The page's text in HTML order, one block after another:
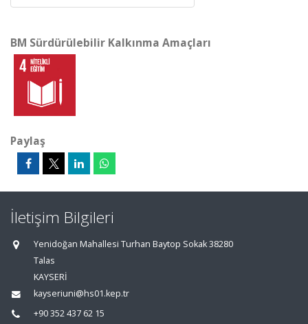
BM Sürdürülebilir Kalkınma Amaçları
Paylaş
İletişim Bilgileri
Yenidoğan Mahallesi Turhan Baytop Sokak 38280
Talas
KAYSERİ
kayseriuni@hs01.kep.tr
+90 352 437 62 15